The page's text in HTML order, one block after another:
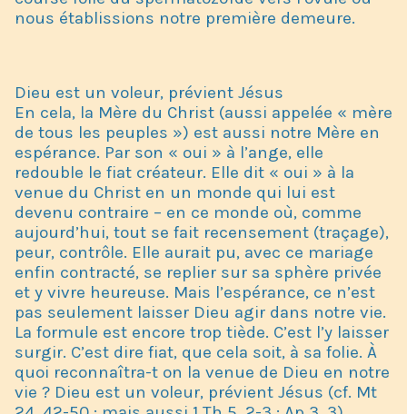
nous établissions notre première demeure.
Dieu est un voleur, prévient Jésus
En cela, la Mère du Christ (aussi appelée « mère
de tous les peuples ») est aussi notre Mère en
espérance. Par son « oui » à l’ange, elle
redouble le fiat créateur. Elle dit « oui » à la
venue du Christ en un monde qui lui est
devenu contraire – en ce monde où, comme
aujourd’hui, tout se fait recensement (traçage),
peur, contrôle. Elle aurait pu, avec ce mariage
enfin contracté, se replier sur sa sphère privée
et y vivre heureuse. Mais l’espérance, ce n’est
pas seulement laisser Dieu agir dans notre vie.
La formule est encore trop tiède. C’est l’y laisser
surgir. C’est dire fiat, que cela soit, à sa folie. À
quoi reconnaîtra-t on la venue de Dieu en notre
vie ? Dieu est un voleur, prévient Jésus (cf. Mt